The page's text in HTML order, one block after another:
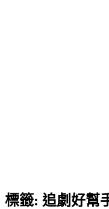
標籤: 追劇好幫